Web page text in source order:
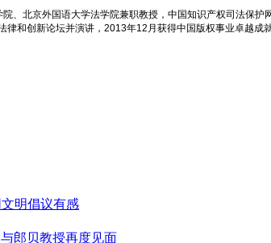
北京外国语大学法学院兼职教授，中国知识产权司法保
和创新论坛并演讲，2013年12月获得中国版权事业卓越成就
明倡议有感
郎贝教授再度见面